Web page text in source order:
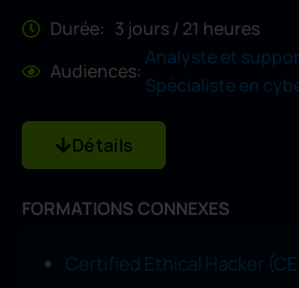
Durée: 3 jours / 21 heures
Audiences:
Analyste et
Spécialiste en
Détails
FORMATIONS CONNEXES
Certified Ethical Hacker